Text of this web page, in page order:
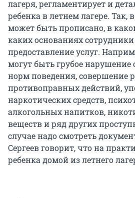
лагеря, регламентирует и
ребенка в летнем лагере. Так,
может быть прописано, в
каких основаниях
предоставление услуг.
могут быть грубое
норм поведения, совершение
противоправных действий,
наркотических средств,
алкогольных напитков,
веществ и ряд других
случае надо смотреть
Сергеев говорит, что на
ребенка домой из летнего